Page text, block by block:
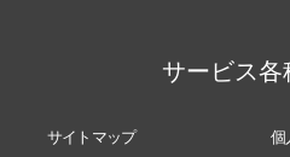
サービス各
サイトマップ 個